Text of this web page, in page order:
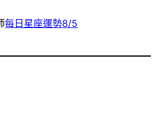
每日星座運勢8/5